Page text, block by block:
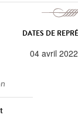
DATES DE
04 avril